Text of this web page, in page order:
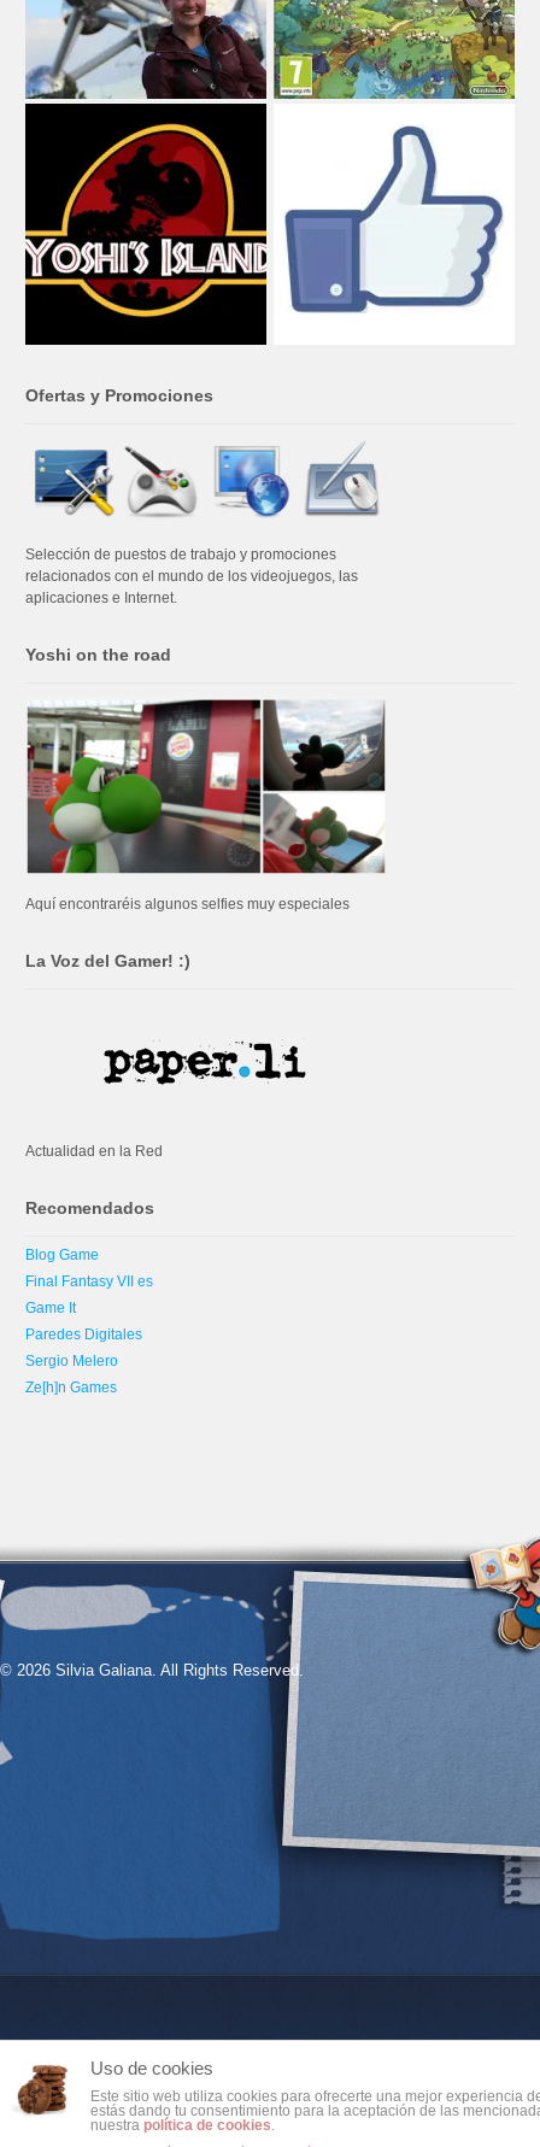
Ofertas y Promociones
Selección de puestos de trabajo y promociones
relacionados con el mundo de los videojuegos, las
aplicaciones e Internet.
Yoshi on the road
Aquí encontraréis algunos selfies muy especiales
La Voz del Gamer! :)
Actualidad en la Red
Recomendados
Blog Game
Final Fantasy VII es
Game It
Paredes Digitales
Sergio Melero
Ze[h]n Games
© 2026 Silvia Galiana. All Rights Reserved.
Uso de cookies
Este sitio web utiliza cookies para ofrecerte una mejor experiencia
estás dando tu consentimiento para la aceptación de las
nuestra política de cookies.